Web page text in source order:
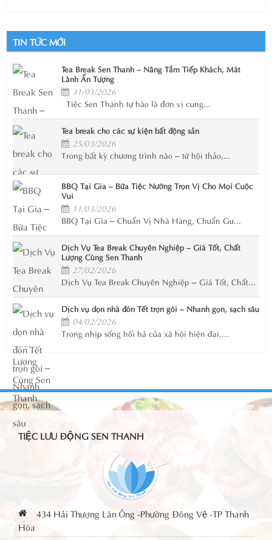
TIN TỨC MỚI
Tea Break Sen Thanh – Nâng Tầm Tiếp Khách, Mát
Lành Ấn Tượng
31/03/2026
Tiệc Sen Thanh tự hào là đơn vị cung...
Tea break cho các sự kiện bất động sản
25/03/2026
Trong bất kỳ chương trình nào – từ hội thảo,...
BBQ Tại Gia – Bữa Tiệc Nướng Trọn Vị Cho Mọi Cuộc
Vui
11/03/2026
BBQ Tại Gia – Chuẩn Vị Nhà Hàng, Chuẩn Gu...
Dịch Vụ Tea Break Chuyên Nghiệp – Giá Tốt, Chất
Lượng Cùng Sen Thanh
27/02/2026
Dịch Vụ Tea Break Chuyên Nghiệp – Giá Tốt, Chất...
Dịch vụ dọn nhà đón Tết trọn gói – Nhanh gọn, sạch sâu
04/02/2026
Trong nhịp sống hối hả của xã hội hiện đại,...
TIỆC LƯU ĐỘNG SEN THANH
434 Hải Thượng Lãn Ông -Phường Đông Vệ -TP Thanh
Hóa